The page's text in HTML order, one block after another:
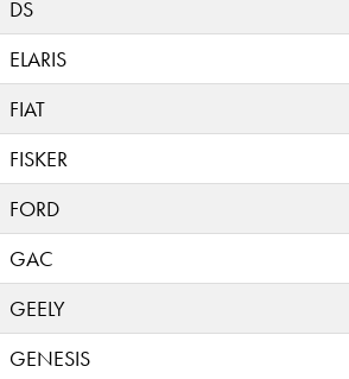
DS
ELARIS
FIAT
FISKER
FORD
GAC
GEELY
GENESIS